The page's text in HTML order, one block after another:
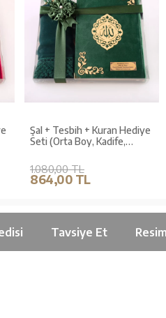
Şal + Tesbih + Kuran Hediye
Seti (Orta Boy, Kadife,
1.080,00 TL
864,00 TL
Tavsiye Et